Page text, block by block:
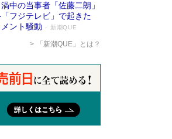
中の当事者「佐藤二朗」
フジテレビ」で起きた
メント騒動
新潮QUE
「新潮QUE」とは？